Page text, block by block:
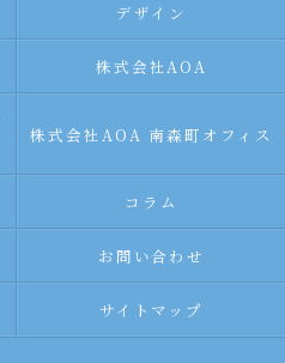
デザイン
株式会社AOA
株式会社AOA 南森町オフィス
コラム
お問い合わせ
サイトマップ